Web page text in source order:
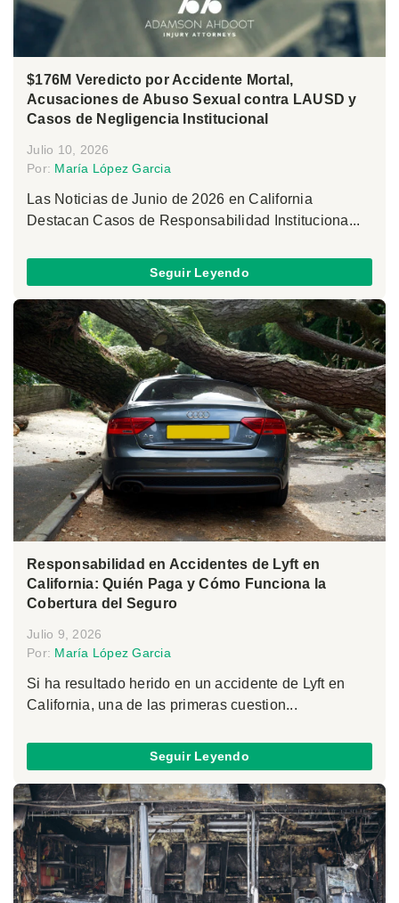
$176M Veredicto por Accidente Mortal,
Acusaciones de Abuso Sexual contra LAUSD y
Casos de Negligencia Institucional
Julio 10, 2026
Por: María López Garcia
Las Noticias de Junio de 2026 en California
Destacan Casos de Responsabilidad Instituciona...
Seguir Leyendo
Responsabilidad en Accidentes de Lyft en
California: Quién Paga y Cómo Funciona la
Cobertura del Seguro
Julio 9, 2026
Por: María López Garcia
Si ha resultado herido en un accidente de Lyft en
California, una de las primeras cuestion...
Seguir Leyendo